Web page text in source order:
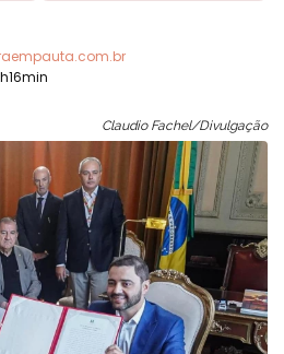
Claudio Fachel/Divulgação